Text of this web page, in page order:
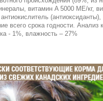
витамин A 5000 МЕ/кг,
(антиоксиданты),
всего срока годности. Анализ
- 1%, влажность – 27%